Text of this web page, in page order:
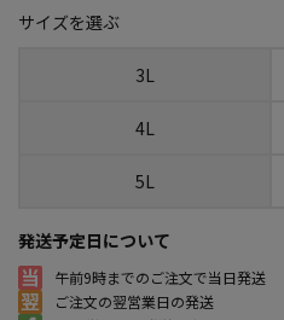
サイズを選ぶ
3L
4L
5L
発送予定日について
午前9時までのご注文で当日発送
ご注文の翌営業日の発送